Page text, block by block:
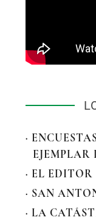
·
· EL EDITOR
· SAN
· LA